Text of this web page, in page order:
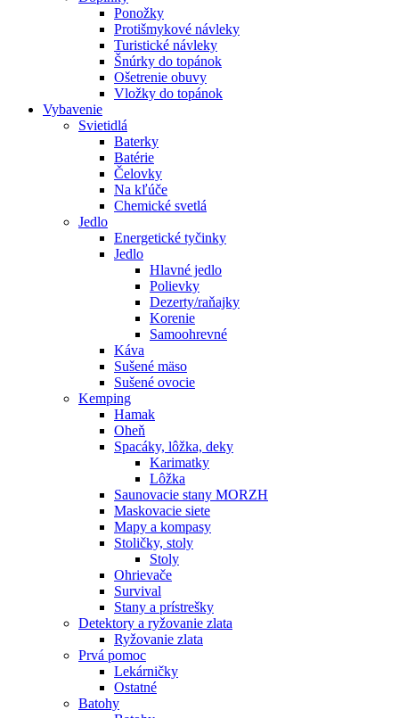
Ponožky
Protišmykové návleky
Turistické návleky
Šnúrky do topánok
Ošetrenie obuvy
Vložky do topánok
Vybavenie
Svietidlá
Baterky
Batérie
Čelovky
Na kľúče
Chemické svetlá
Jedlo
Energetické tyčinky
Jedlo
Hlavné jedlo
Polievky
Dezerty/raňajky
Korenie
Samoohrevné
Káva
Sušené mäso
Sušené ovocie
Kemping
Hamak
Oheň
Spacáky, lôžka, deky
Karimatky
Lôžka
Saunovacie stany MORZH
Maskovacie siete
Mapy a kompasy
Stoličky, stoly
Stoly
Ohrievače
Survival
Stany a prístrešky
Detektory a ryžovanie zlata
Ryžovanie zlata
Prvá pomoc
Lekárničky
Ostatné
Batohy